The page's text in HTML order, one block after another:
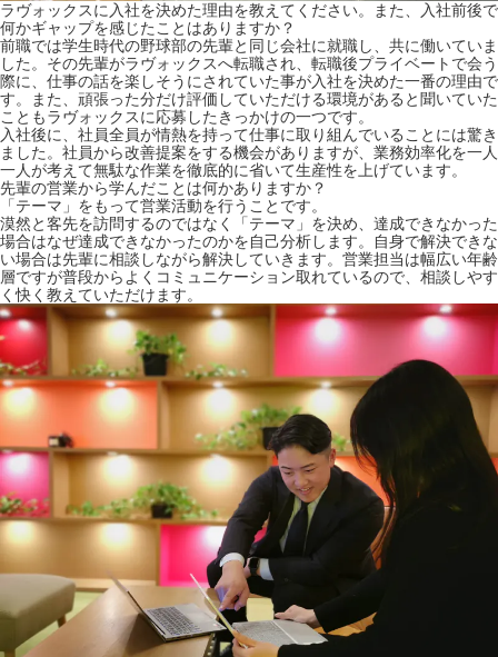
ラヴォックスに入社を決めた理由を教えてください。また、入社前後で
何かギャップを感じたことはありますか？
前職では学生時代の野球部の先輩と同じ会社に就職し、共に働いていま
した。その先輩がラヴォックスへ転職され、転職後プライベートで会う
際に、仕事の話を楽しそうにされていた事が入社を決めた一番の理由で
す。また、頑張った分だけ評価していただける環境があると聞いていた
こともラヴォックスに応募したきっかけの一つです。
入社後に、社員全員が情熱を持って仕事に取り組んでいることには驚き
ました。社員から改善提案をする機会がありますが、業務効率化を一人
一人が考えて無駄な作業を徹底的に省いて生産性を上げています。
先輩の営業から学んだことは何かありますか？
「テーマ」をもって営業活動を行うことです。
漠然と客先を訪問するのではなく「テーマ」を決め、達成できなかった
場合はなぜ達成できなかったのかを自己分析します。自身で解決できな
い場合は先輩に相談しながら解決していきます。営業担当は幅広い年齢
層ですが普段からよくコミュニケーション取れているので、相談しやす
く快く教えていただけます。